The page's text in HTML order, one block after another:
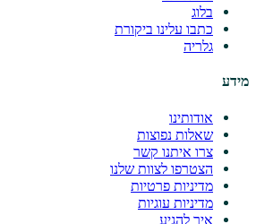
בלוג
כתבו עלינו ביקורת
גלריה
מידע
אודותינו
שאלות נפוצות
צרו איתנו קשר
הצטרפו לצוות שלנו
מדיניות פרטיות
מדיניות עוגיות
איך להגיע